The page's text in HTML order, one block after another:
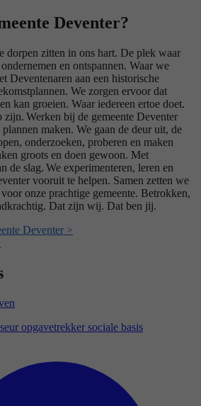
Deventer?
dorpen zitten in ons hart. De plek waar
en ontspannen. Waar we
Deventenaren aan een historische
We zorgen ervoor dat
kan groeien. Waar iedereen ertoe doet.
Werken bij de gemeente Deventer
maken. We gaan de deur uit, de
onderzoeken, proberen en maken
groots en doen gewoon. Met
de slag. We experimenteren, leren en
vooruit te helpen. Samen zetten we
onze prachtige gemeente. Betrokken,
Dat zijn wij. Dat ben jij.
Deventer >
opgavetrekker sociale basis